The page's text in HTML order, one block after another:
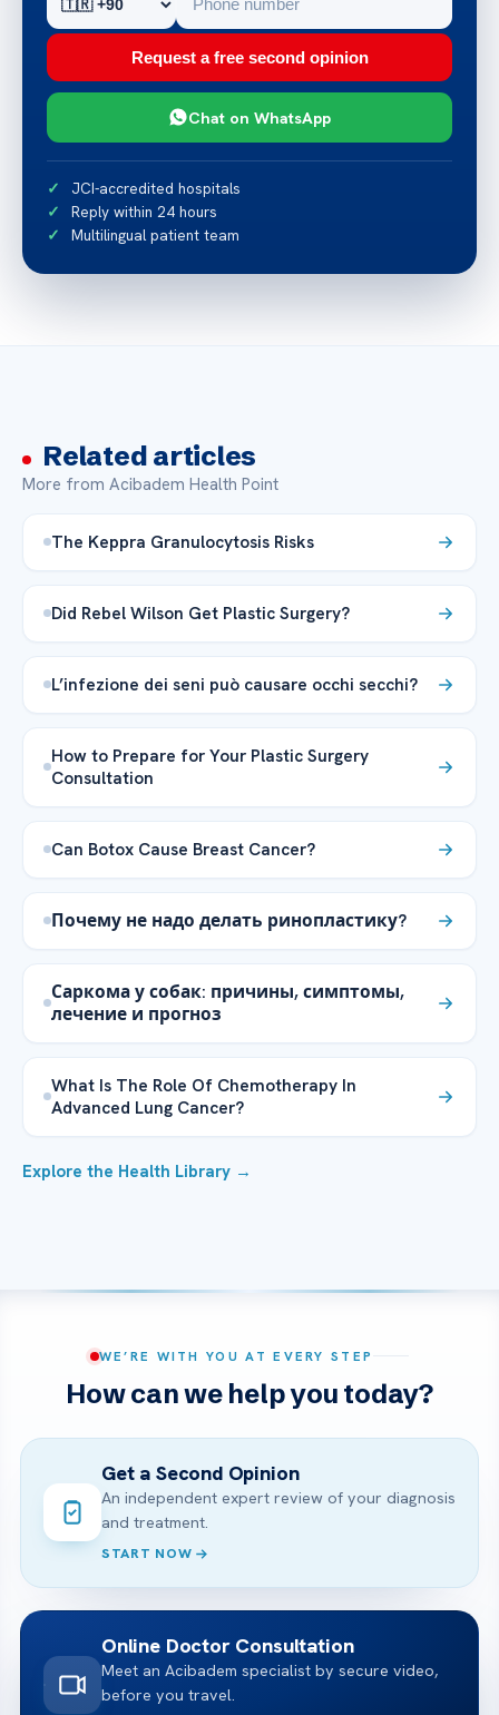
Request a free second opinion
Chat on WhatsApp
JCI-accredited hospitals
Reply within 24 hours
Multilingual patient team
Related articles
More from Acibadem Health Point
The Keppra Granulocytosis Risks
Did Rebel Wilson Get Plastic Surgery?
L’infezione dei seni può causare occhi secchi?
How to Prepare for Your Plastic Surgery
Consultation
Can Botox Cause Breast Cancer?
Почему не надо делать ринопластику?
Саркома у собак: причины, симптомы,
лечение и прогноз
What Is The Role Of Chemotherapy In
Advanced Lung Cancer?
Explore the Health Library →
WE’RE WITH YOU AT EVERY STEP
How can we help you today?
Get a Second Opinion
An independent expert review of your diagnosis
and treatment.
START NOW
Online Doctor Consultation
Meet an Acibadem specialist by secure video,
before you travel.